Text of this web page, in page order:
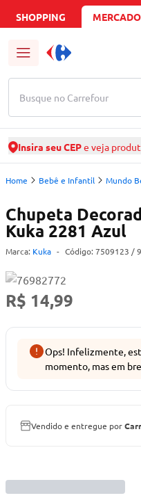
SHOPPING MERCADO
Busque no Carrefour
Insira seu CEPe veja
Home Bebê e Infantil Mundo
Chupeta
Kuka 2281 Azul
Marca: Kuka - Código: 7509123 /
R$ 14,99
Ops! Infelizmente,
momento, mas em
Vendido e entregue por